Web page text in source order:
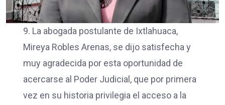
9. La abogada postulante de Ixtlahuaca,
Mireya Robles Arenas, se dijo satisfecha y
muy agradecida por esta oportunidad de
acercarse al Poder Judicial, que por primera
vez en su historia privilegia el acceso a la